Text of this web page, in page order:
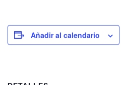
Añadir al calendario